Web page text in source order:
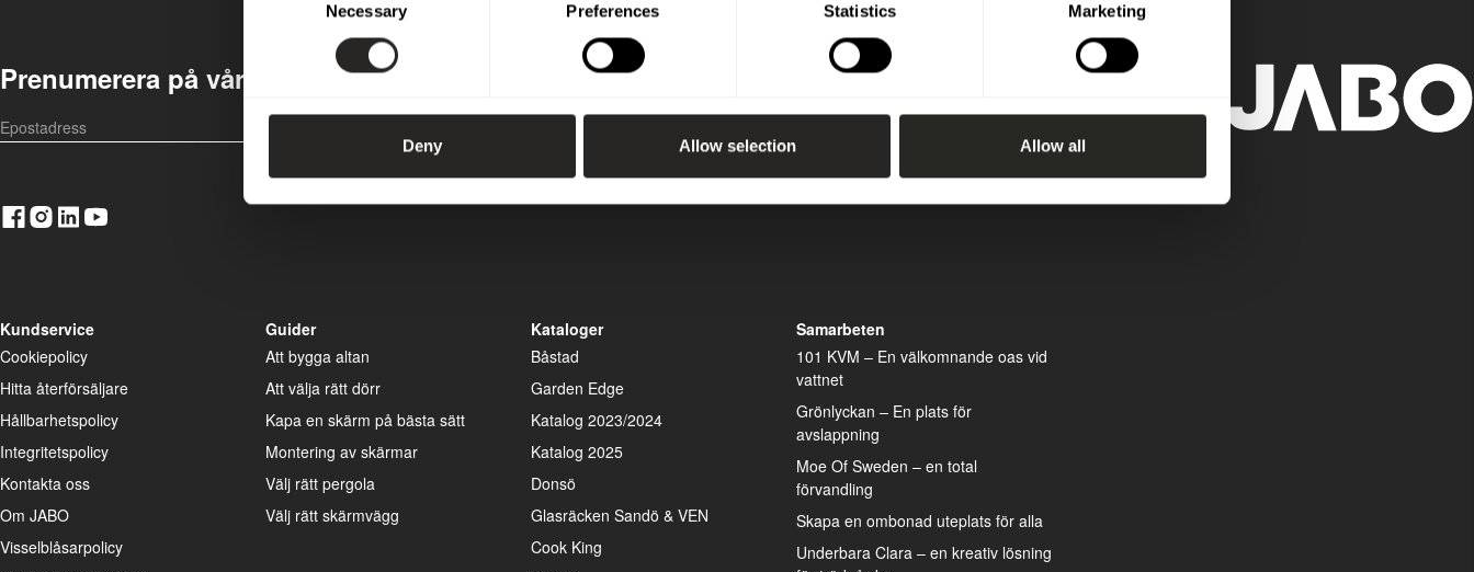
Necessary Preferences Statistics Marketing
Deny Allow selection Allow all
Prenumerera på vårt nyhetsbrev
OK
Kundservice
Cookiepolicy
Hitta återförsäljare
Hållbarhetspolicy
Integritetspolicy
Kontakta oss
Om JABO
Visselblåsarpolicy
Guider
Att bygga altan
Att välja rätt dörr
Kapa en skärm på bästa sätt
Montering av skärmar
Välj rätt pergola
Välj rätt skärmvägg
Kataloger
Båstad
Garden Edge
Katalog 2023/2024
Katalog 2025
Donsö
Glasräcken Sandö & VEN
Cook King
Samarbeten
101 KVM – En välkomnande oas vid
vattnet
Grönlyckan – En plats för
avslappning
Moe Of Sweden – en total
förvandling
Skapa en ombonad uteplats för alla
Underbara Clara – en kreativ lösning